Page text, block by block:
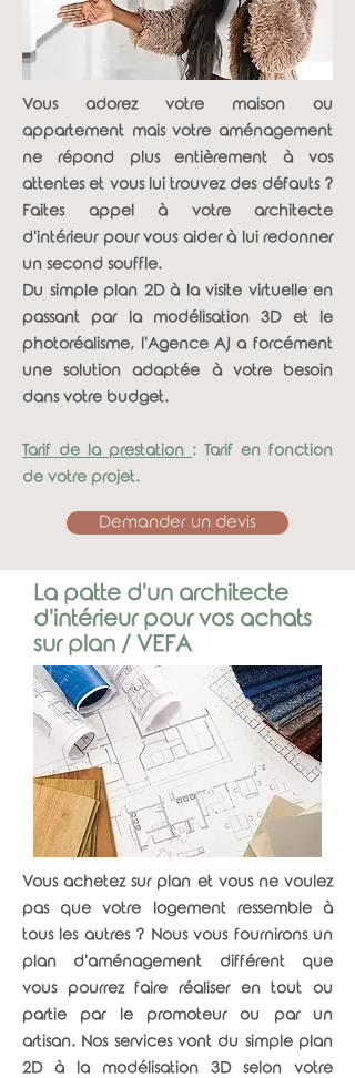
Vous adorez votre maison ou
appartement mais votre aménagement
ne répond plus entièrement à vos
attentes et vous lui trouvez des défauts ?
Faites appel à votre architecte
d'intérieur pour vous aider à lui redonner
un second souffle.
Du simple plan 2D à la visite virtuelle en
passant par la modélisation 3D et le
photoréalisme, l'Agence AJ a forcément
une solution adaptée à votre besoin
dans votre budget.
Tarif de la prestation : Tarif en fonction
de votre projet.
Demander un devis
Idée reçue n°1 : L'architecture
en ligne ça n'existe pas
Faux ! Grâce aux outils d'aujourd'hui,
nous sommes en mesure de vous faire
des propositions d'aménagements
même à plusieurs centaines de
kilomètres et toujours avec la même
qualité de service de l'Agence AJ. Nous
pour vos projets d'aménagements que
vous soyez à Lille, Paris, Nantes, Lyon,
monde !
Un architecte d'intérieur en ligne c'est
possible et économique, découvrez nos
services.
La patte d'un architecte
d'intérieur pour vos achats
sur plan / VEFA
Vous achetez sur plan et vous ne voulez
pas que votre logement ressemble à
tous les autres ? Nous vous fournirons un
plan d'aménagement différent que
vous pourrez faire réaliser en tout ou
partie par le promoteur ou par un
artisan. Nos services vont du simple plan
2D à la modélisation 3D selon votre